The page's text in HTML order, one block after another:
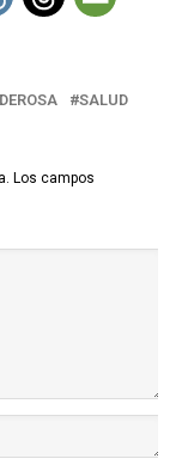
SALUD
Los campos